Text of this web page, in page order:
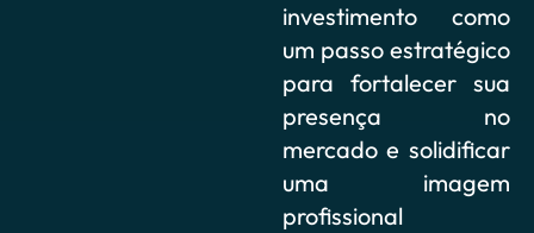
investimento como
um passo estratégico
para fortalecer sua
presença no
mercado e solidificar
uma imagem
profissional